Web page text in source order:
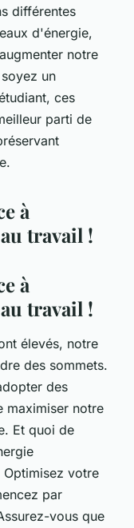
différentes
d'énergie,
notre
un
ces
parti de
à
travail !
à
travail !
élevés, notre
des sommets.
des
maximiser notre
Et quoi de
Optimisez votre
par
vous que